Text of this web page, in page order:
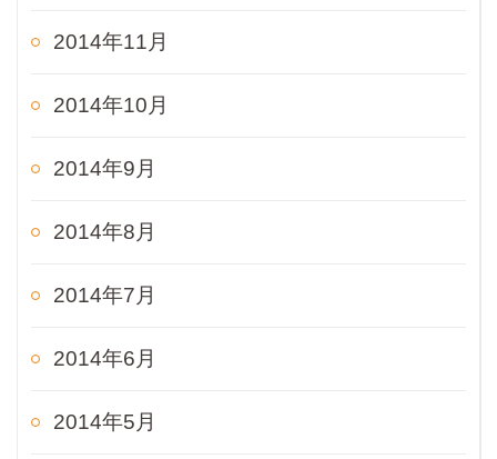
2014年11月
2014年10月
2014年9月
2014年8月
2014年7月
2014年6月
2014年5月